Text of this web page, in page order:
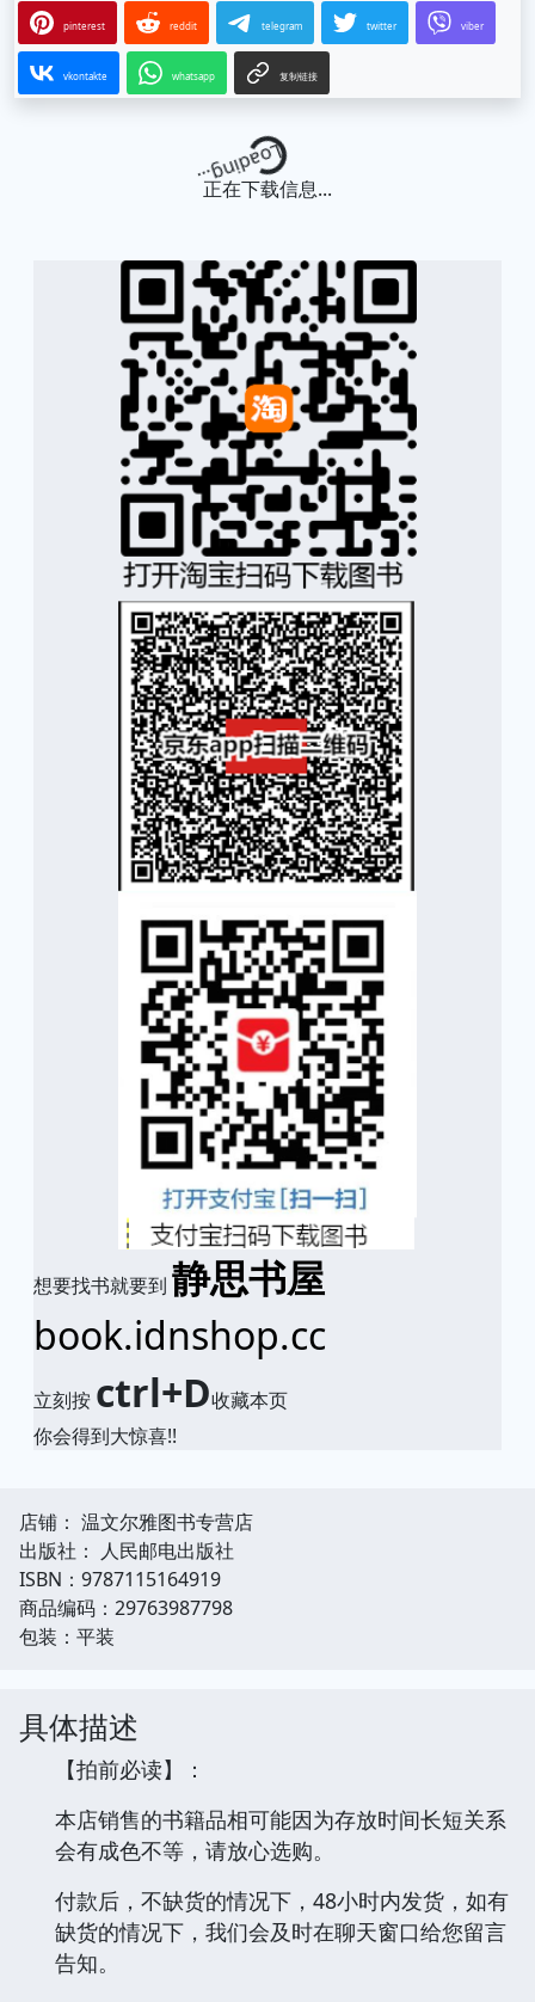
pinterest reddit telegram twitter viber
vkontakte whatsapp 复制链接
Loading...
正在下载信息...
想要找书就要到 静思书屋
book.idnshop.cc
立刻按 ctrl+D收藏本页
你会得到大惊喜!!
店铺： 温文尔雅图书专营店
出版社： 人民邮电出版社
ISBN：9787115164919
商品编码：29763987798
包装：平装
具体描述
【拍前必读】：
本店销售的书籍品相可能因为存放时间长短关系
会有成色不等，请放心选购。
付款后，不缺货的情况下，48小时内发货，如有
缺货的情况下，我们会及时在聊天窗口给您留言
告知。